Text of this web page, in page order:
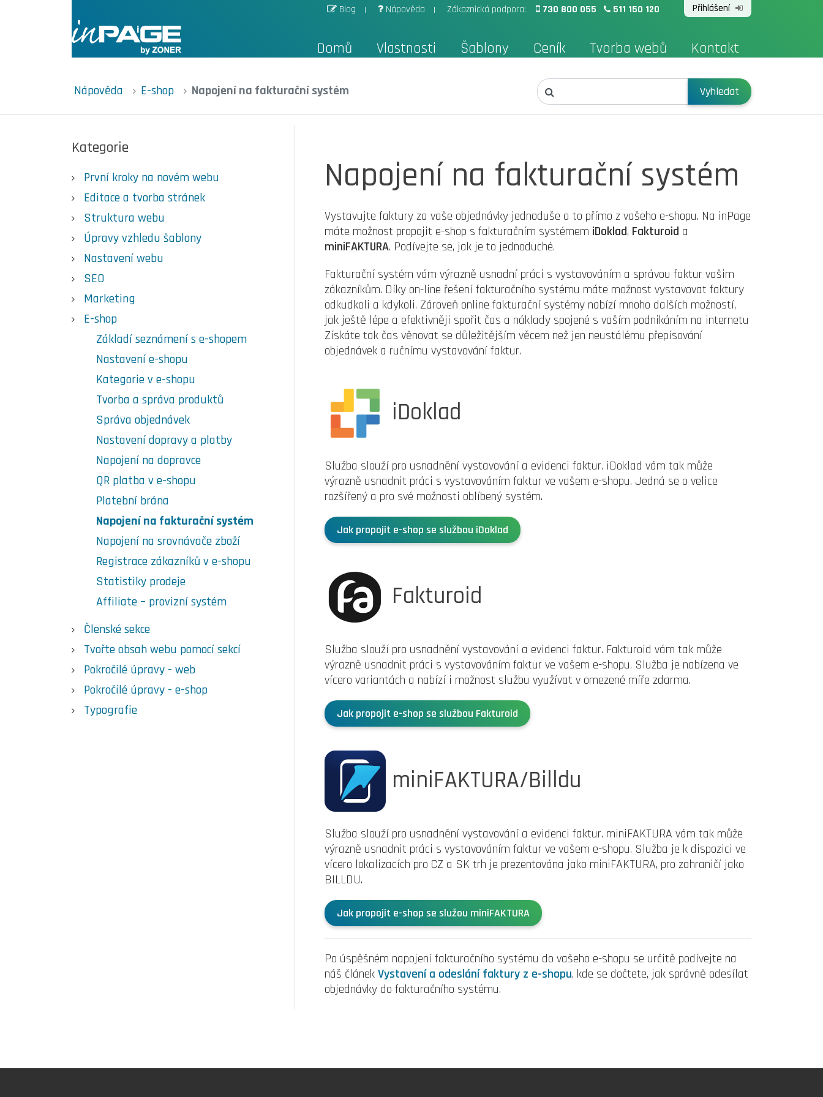
Domů Vlastnosti Šablony Ceník Tvorba webů Kontakt
Blog Nápověda Zákaznická podpora: 730 800 055 511 150 120 Přihlášení
Nápověda E-shop Napojení na fakturační systém Vyhledat
Kategorie
První kroky na novém webu
Editace a tvorba stránek
Struktura webu
Úpravy vzhledu šablony
Nastavení webu
SEO
Marketing
E-shop
Základí seznámení s e-shopem
Nastavení e-shopu
Kategorie v e-shopu
Tvorba a správa produktů
Správa objednávek
Nastavení dopravy a platby
Napojení na dopravce
QR platba v e-shopu
Platební brána
Napojení na fakturační systém
Napojení na srovnávače zboží
Registrace zákazníků v e-shopu
Statistiky prodeje
Affiliate – provizní systém
Členské sekce
Tvořte obsah webu pomocí sekcí
Pokročilé úpravy - web
Pokročilé úpravy - e-shop
Typografie
Napojení na fakturační systém
Vystavujte faktury za vaše objednávky jednoduše a to přímo z vašeho e-shopu. Na inPage
máte možnost propojit e-shop s fakturačním systémem iDoklad, Fakturoid a
miniFAKTURA. Podívejte se, jak je to jednoduché.
Fakturační systém vám výrazně usnadní práci s vystavováním a správou faktur vašim
zákazníkům. Díky on-line řešení fakturačního systému máte možnost vystavovat faktury
odkudkoli a kdykoli. Zároveň online fakturační systémy nabízí mnoho dalších možností,
jak ještě lépe a efektivněji spořit čas a náklady spojené s vaším podnikáním na internetu
Získáte tak čas věnovat se důležitějším věcem než jen neustálému přepisování
objednávek a ručnímu vystavování faktur.
iDoklad
Služba slouží pro usnadnění vystavování a evidenci faktur. iDoklad vám tak může
výrazně usnadnit práci s vystavováním faktur ve vašem e-shopu. Jedná se o velice
rozšířený a pro své možnosti oblíbený systém.
Jak propojit e-shop se službou iDoklad
Fakturoid
Služba slouží pro usnadnění vystavování a evidenci faktur. Fakturoid vám tak může
výrazně usnadnit práci s vystavováním faktur ve vašem e-shopu. Služba je nabízena ve
vícero variantách a nabízí i možnost službu využívat v omezené míře zdarma.
Jak propojit e-shop se službou Fakturoid
miniFAKTURA/Billdu
Služba slouží pro usnadnění vystavování a evidenci faktur. miniFAKTURA vám tak může
výrazně usnadnit práci s vystavováním faktur ve vašem e-shopu. Služba je k dispozici ve
vícero lokalizacích pro CZ a SK trh je prezentována jako miniFAKTURA, pro zahraničí jako
BILLDU.
Jak propojit e-shop se služou miniFAKTURA
Po úspěšném napojení fakturačního systému do vašeho e-shopu se určitě podívejte na
náš článekVystavení a odeslání faktury z e-shopu, kde se dočtete, jak správně odesílat
objednávky do fakturačního systému.